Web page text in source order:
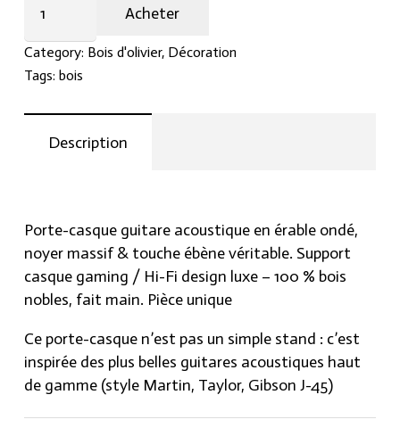
Casque
Guitare
Acoustique
Bois
Nobles
Acheter
Category: Bois d'olivier, Décoration
Tags: bois
Description
Porte-casque guitare acoustique en érable ondé,
noyer massif & touche ébène véritable. Support
casque gaming / Hi-Fi design luxe – 100 % bois
nobles, fait main. Pièce unique
Ce porte-casque n’est pas un simple stand : c’est
inspirée des plus belles guitares acoustiques haut
de gamme (style Martin, Taylor, Gibson J-45)